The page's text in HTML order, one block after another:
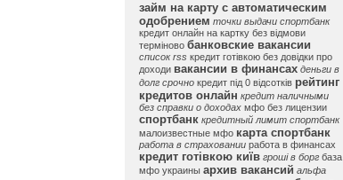
займ на карту с автоматическим
одобрением точки выдачи спортбанк
кредит онлайн на картку без відмови
терміново банковские вакансии
список rss кредит готівкою без довідки про
доходи вакансии в финансах деньги в
долг срочно кредит під 0 відсотків рейтинг
кредитов онлайн кредит наличными
без справки о доходах мфо без лицензии
спортбанк кредитный лимит спортбанк
малоизвестные мфо карта спортбанк
работа в страховании работа в финансах
кредит готівкою київ гроші в борг база
мфо украины архив вакансий альфа